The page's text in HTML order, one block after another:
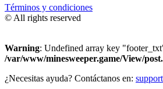
Términos y condiciones
© All rights reserved
Warning: Undefined array key
/var/www/minesweeper.game/View/
¿Necesitas ayuda? Contáctanos en: